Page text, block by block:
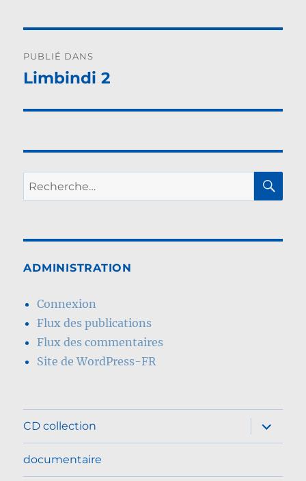
de
PUBLIÉ DANS
Limbindi 2
Recherche
pour :
ADMINISTRATION
Connexion
Flux des publications
Flux des commentaires
Site de WordPress-FR
CD collection
ouvrir
le
sous-
documentaire